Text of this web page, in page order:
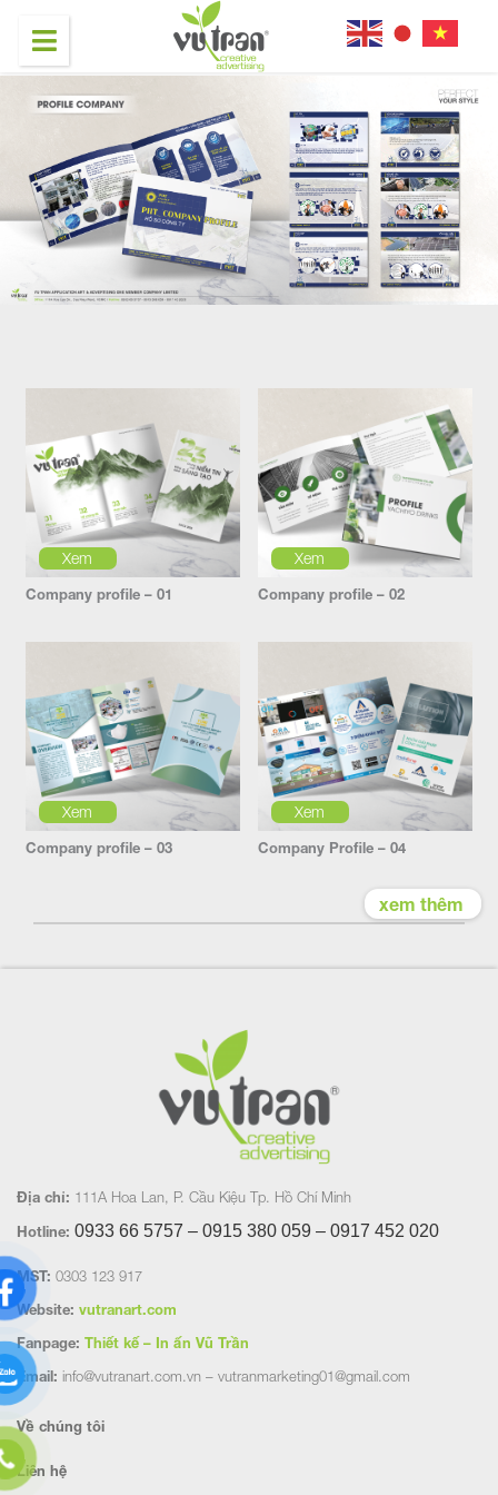
Xem
Company profile – 01
Xem
Company profile – 02
Xem
Company profile – 03
Xem
Company Profile – 04
xem thêm
Địa chỉ: 111A Hoa Lan, P. Cầu Kiệu Tp. Hồ Chí Minh
Hotline: 0933 66 5757 – 0915 380 059 – 0917 452 020
MST: 0303 123 917
Website: vutranart.com
Fanpage: Thiết kế – In ấn Vũ Trần
Email: info@vutranart.com.vn – vutranmarketing01@gmail.com
Về chúng tôi
Liên hệ